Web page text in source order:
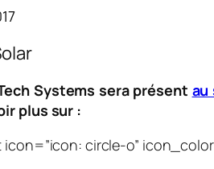
Systems sera présent au
plus sur :
icon=”icon: circle-o”